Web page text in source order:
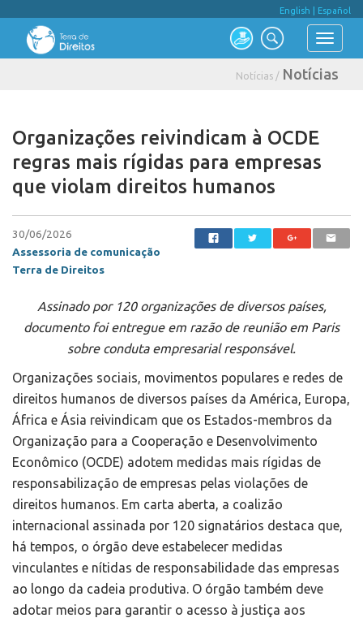
English Español
Notícias / Notícias
Organizações reivindicam à OCDE
regras mais rígidas para empresas
que violam direitos humanos
30/06/2026
Assessoria de comunicação
Terra de Direitos
Assinado por 120 organizações de diversos países,
documento foi entregue em razão de reunião em Paris
sobre conduta empresarial responsável.
Organizações sociais, movimentos populares e redes de
direitos humanos de diversos países da América, Europa,
África e Ásia reivindicam que os Estados-membros da
Organização para a Cooperação e Desenvolvimento
Econômico (OCDE) adotem medidas mais rígidas de
responsabilização de empresas pelas violações de
direitos humanos. Em carta aberta, a coalizão
internacional assinada por 120 signatários destaca que,
há tempos, o órgão deve estabelecer medidas
vinculantes e nítidas de responsabilidade das empresas
ao longo da cadeia produtiva. O órgão também deve
adotar meios para garantir o acesso à justiça aos